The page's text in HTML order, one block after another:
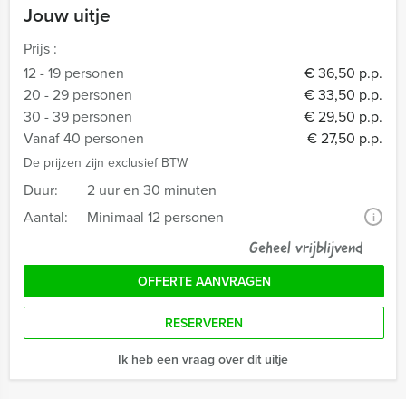
Jouw uitje
Prijs :
12 - 19 personen
€ 36,50 p.p.
20 - 29 personen
€ 33,50 p.p.
30 - 39 personen
€ 29,50 p.p.
Vanaf 40 personen
€ 27,50 p.p.
De prijzen zijn exclusief BTW
Duur:
2 uur en 30 minuten
Aantal:
Minimaal 12 personen i
Geheel vrijblijvend
OFFERTE AANVRAGEN
RESERVEREN
Ik heb een vraag over dit uitje